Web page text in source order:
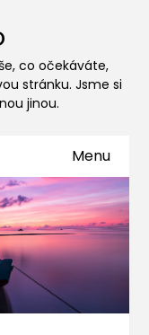
co očekáváte,
stránku. Jsme si
jinou.
Menu